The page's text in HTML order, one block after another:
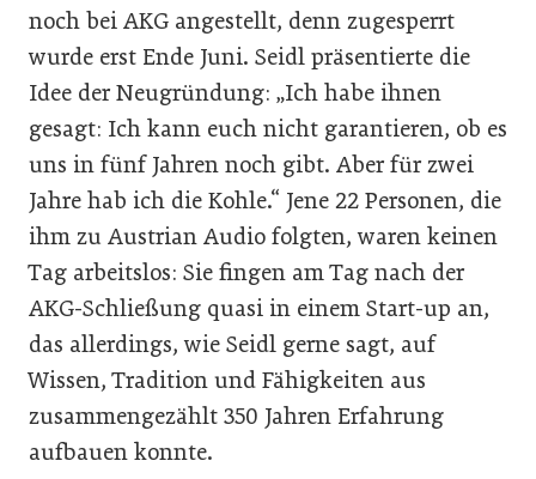
noch bei AKG angestellt, denn zugesperrt
wurde erst Ende Juni. Seidl präsentierte die
Idee der Neugründung: „Ich habe ihnen
gesagt: Ich kann euch nicht garantieren, ob es
uns in fünf Jahren noch gibt. Aber für zwei
Jahre hab ich die Kohle.“ Jene 22 Personen, die
ihm zu Austrian Audio folgten, waren keinen
Tag arbeitslos: Sie fingen am Tag nach der
AKG-Schließung quasi in einem Start-up an,
das allerdings, wie Seidl gerne sagt, auf
Wissen, Tradition und Fähigkeiten aus
zusammengezählt 350 Jahren Erfahrung
aufbauen konnte.